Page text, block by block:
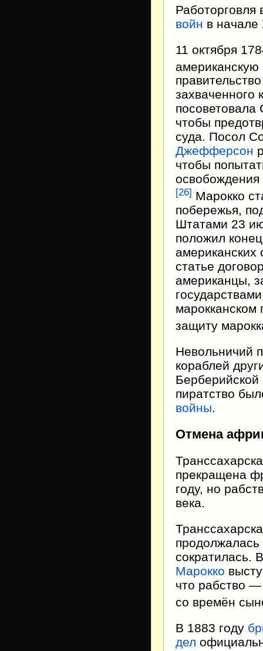
Работорговля
войн в начале
11 октября
американскую
захваченного
чтобы
суда. Посол
Джефферсон
чтобы
[26] Марокко
побережья,
Штатами 23
положил
американских
статье
американцы,
марокканском
защиту
Невольничий
кораблей
пиратство
войны.
Отмена
прекращена
году, но
века.
продолжалась
сократилась.
Марокко
что рабство
со времён
В 1883 году
дел